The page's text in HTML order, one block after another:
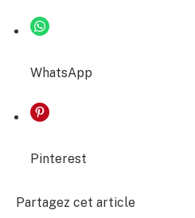
WhatsApp
Pinterest
Partagez cet article